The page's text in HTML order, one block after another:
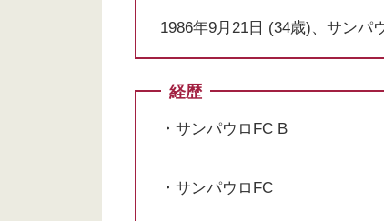
1986年9月21日 (34歳)、サンパ
経歴
・サンパウロFC B
・サンパウロFC